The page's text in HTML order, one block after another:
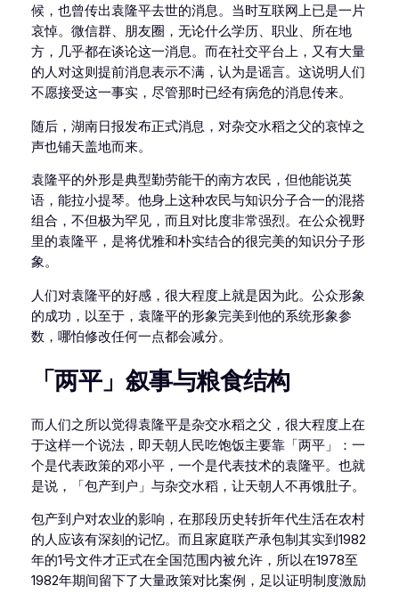
候，也曾传出袁隆平去世的消息。当时互联网上已是一片
哀悼。微信群、朋友圈，无论什么学历、职业、所在地
方，几乎都在谈论这一消息。而在社交平台上，又有大量
的人对这则提前消息表示不满，认为是谣言。这说明人们
不愿接受这一事实，尽管那时已经有病危的消息传来。
随后，湖南日报发布正式消息，对杂交水稻之父的哀悼之
声也铺天盖地而来。
袁隆平的外形是典型勤劳能干的南方农民，但他能说英
语，能拉小提琴。他身上这种农民与知识分子合一的混搭
组合，不但极为罕见，而且对比度非常强烈。在公众视野
里的袁隆平，是将优雅和朴实结合的很完美的知识分子形
象。
人们对袁隆平的好感，很大程度上就是因为此。公众形象
的成功，以至于，袁隆平的形象完美到他的系统形象参
数，哪怕修改任何一点都会减分。
「两平」叙事与粮食结构
而人们之所以觉得袁隆平是杂交水稻之父，很大程度上在
于这样一个说法，即天朝人民吃饱饭主要靠「两平」：一
个是代表政策的邓小平，一个是代表技术的袁隆平。也就
是说，「包产到户」与杂交水稻，让天朝人不再饿肚子。
包产到户对农业的影响，在那段历史转折年代生活在农村
的人应该有深刻的记忆。而且家庭联产承包制其实到1982
年的1号文件才正式在全国范围内被允许，所以在1978至
1982年期间留下了大量政策对比案例，足以证明制度激励